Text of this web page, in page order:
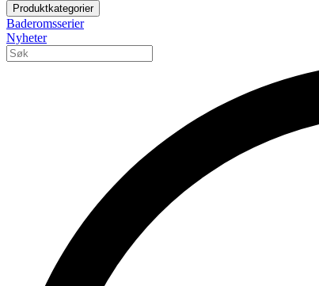
Produktkategorier
Baderomsserier
Nyheter